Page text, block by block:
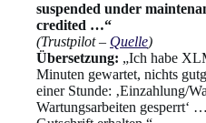
suspended under
credited …“
(Trustpilot – Quelle)
Übersetzung: „Ich habe
Minuten gewartet, nichts
einer Stunde: ‚Einzahlung/
Wartungsarbeiten gesperrt‘